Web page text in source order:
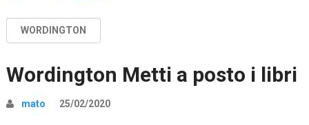
WORDINGTON
Wordington Metti a posto i libri
mato 25/02/2020